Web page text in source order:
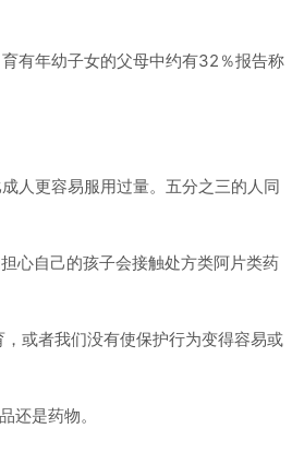
有年幼子女的父母中约有32％报告称
人更容易服用过量。五分之三的人同
心自己的孩子会接触处方类阿片类药
或者我们没有使保护行为变得容易或
还是药物。